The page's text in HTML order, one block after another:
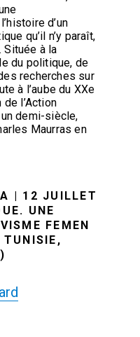
d’un
qu’il n’y paraît,
Située à la
du politique, de
recherches sur
à l’aube du XXe
l’Action
demi-siècle,
Maurras en
| 12 JUILLET
UNE
FEMEN
TUNISIE,